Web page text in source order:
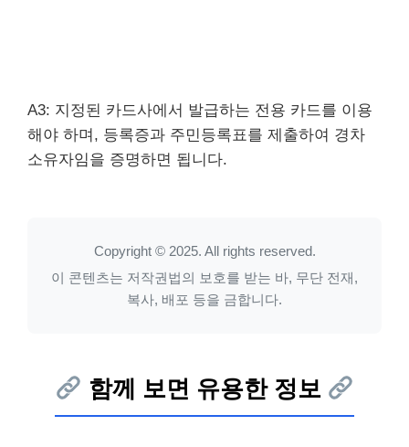
A3: 지정된 카드사에서 발급하는 전용 카드를 이용
해야 하며, 등록증과 주민등록표를 제출하여 경차
소유자임을 증명하면 됩니다.
Copyright © 2025. All rights reserved.
이 콘텐츠는 저작권법의 보호를 받는 바, 무단 전재,
복사, 배포 등을 금합니다.
함께 보면 유용한 정보